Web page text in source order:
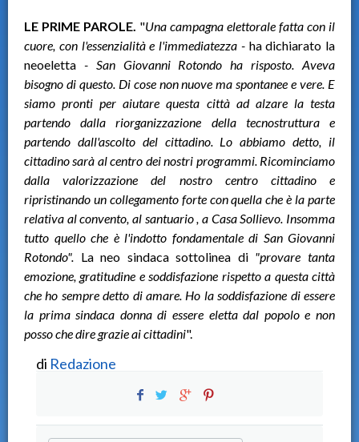
LE PRIME PAROLE. "Una campagna elettorale fatta con il
cuore, con l'essenzialità e l'immediatezza - ha dichiarato la
neoeletta - San Giovanni Rotondo ha risposto. Aveva
bisogno di questo. Di cose non nuove ma spontanee e vere. E
siamo pronti per aiutare questa città ad alzare la testa
partendo dalla riorganizzazione della tecnostruttura e
partendo dall'ascolto del cittadino. Lo abbiamo detto, il
cittadino sarà al centro dei nostri programmi. Ricominciamo
dalla valorizzazione del nostro centro cittadino e
ripristinando un collegamento forte con quella che è la parte
relativa al convento, al santuario , a Casa Sollievo. Insomma
tutto quello che è l'indotto fondamentale di San Giovanni
Rotondo". La neo sindaca sottolinea di"provare tanta
emozione, gratitudine e soddisfazione rispetto a questa città
che ho sempre detto di amare. Ho la soddisfazione di essere
la prima sindaca donna di essere eletta dal popolo e non
posso che dire grazie ai cittadini".
di Redazione